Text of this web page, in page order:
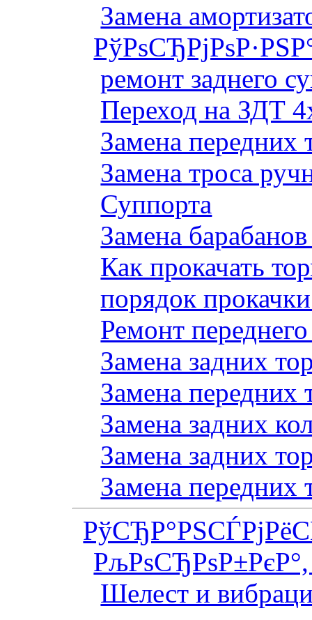
Замена
ремонт заднего
Переход на ЗДТ
Замена передних
Замена троса
Суппорта
Замена
Как прокачать
порядок
Ремонт
Замена задних
Замена передних
Замена задних
Замена задних
Замена передних
Шелест и